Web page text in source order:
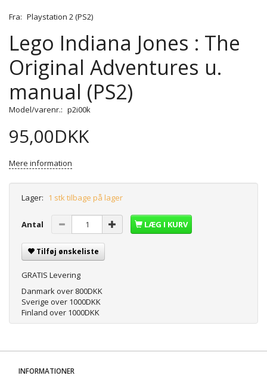
Fra: Playstation 2 (PS2)
Lego Indiana Jones : The
Original Adventures u.
manual (PS2)
Model/varenr.: p2i00k
95,00DKK
Mere information
Lager: 1 stk tilbage på lager
Antal LÆG I KURV
Tilføj ønskeliste
GRATIS Levering
Danmark over 800DKK
Sverige over 1000DKK
Finland over 1000DKK
INFORMATIONER